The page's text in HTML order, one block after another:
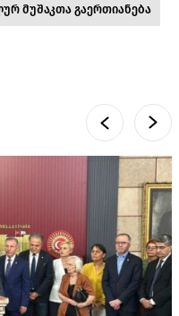
მუშაკთა გაერთიანება